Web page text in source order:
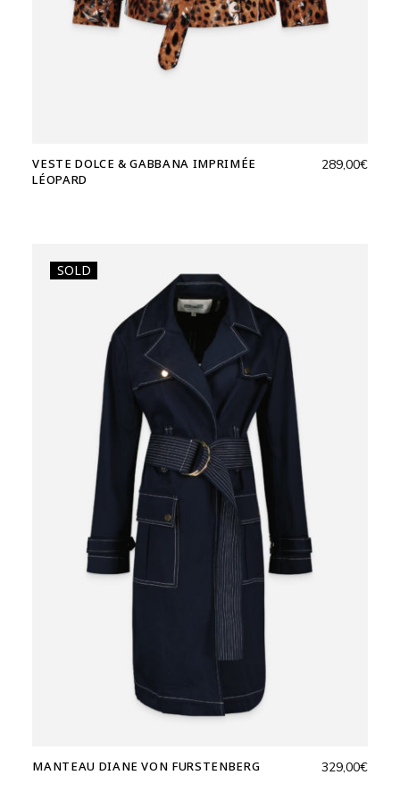
VESTE DOLCE & GABBANA IMPRIMÉE
LÉOPARD
289,00€
SOLD
MANTEAU DIANE VON FURSTENBERG 329,00€